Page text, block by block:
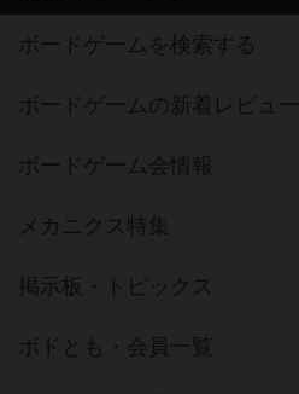
ボードゲームを検索する
ボードゲームの新着レビュー
ボードゲーム会情報
メカニクス特集
掲示板・トピックス
ボドとも・会員一覧